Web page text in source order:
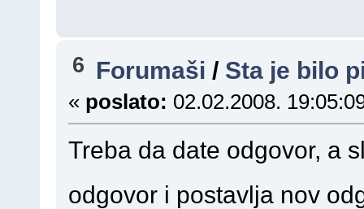
6 Forumaši / Sta je bilo
« poslato: 02.02.2008.
Treba da date odgovor, a
odgovor i postavlja nov